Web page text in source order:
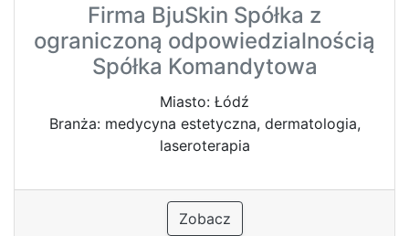
Firma BjuSkin Spółka z
ograniczoną odpowiedzialnością
Spółka Komandytowa
Miasto: Łódź
Branża: medycyna estetyczna, dermatologia,
laseroterapia
Zobacz